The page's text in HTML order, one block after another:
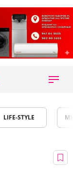
LIFE-STYLE